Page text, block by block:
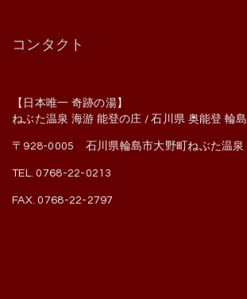
コンタクト
【日本唯一 奇跡の湯】
ねぶた温泉 海游 能登の庄 / 石川県 奥能登 輪島
〒928-0005 石川県輪島市大野町ねぶた温泉
TEL. 0768-22-0213
FAX. 0768-22-2797